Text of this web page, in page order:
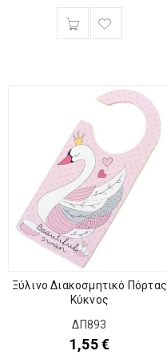
Ξύλινο Διακοσμητικό Πόρτας
Κύκνος
ΔΠ893
1,55€